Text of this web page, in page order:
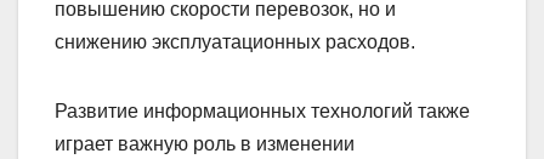
повышению скорости перевозок, но и
снижению эксплуатационных расходов.
Развитие информационных технологий также
играет важную роль в изменении